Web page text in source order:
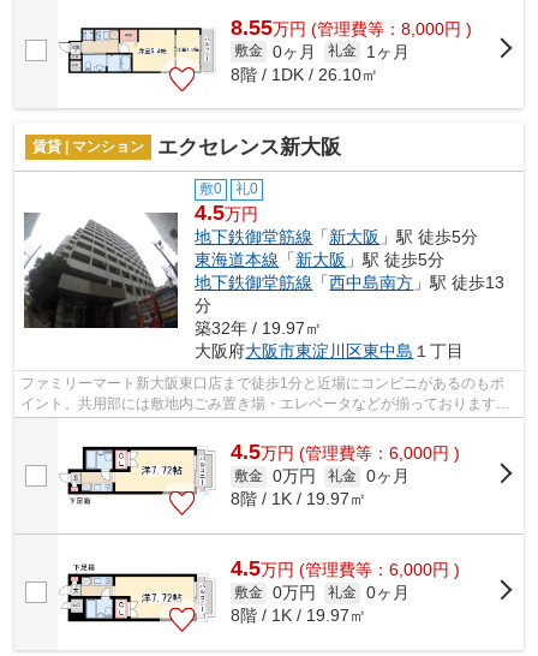
8.55万円 (管理費等：8,000円 )
敷金 0ヶ月 礼金
1ヶ月
8階 / 1DK / 26.10㎡
賃貸 | マンション エクセレンス新大阪
敷0 礼0
4.5万円
地下鉄御堂筋線 「新大阪 」駅 徒歩5分
東海道本線 「新大阪 」駅 徒歩5分
地下鉄御堂筋線 「西中島南方 」駅 徒歩13
分
築32年 / 19.97㎡
大阪府大阪市東淀川区東中島 １丁目
ファミリーマート新大阪東口店まで徒歩1分と近場にコンビニがあるのもポ
イント。共用部には敷地内ごみ置き場・エレベータなどが揃っております。
通風良好で常に新鮮な空気を送り込むマ...
4.5万円 (管理費等：6,000円 )
敷金 0万円 礼金 0ヶ月
8階 / 1K / 19.97㎡
4.5万円 (管理費等：6,000円 )
敷金 0万円 礼金 0ヶ月
8階 / 1K / 19.97㎡